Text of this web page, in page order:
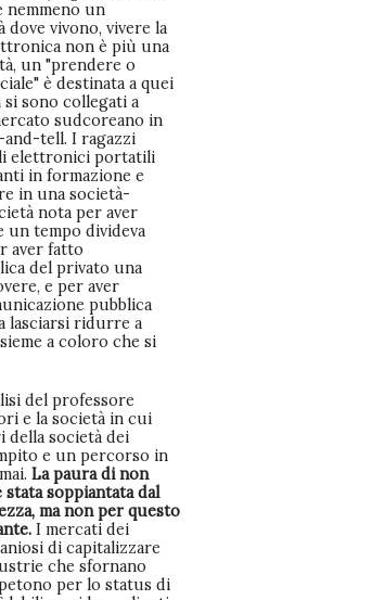
nemmeno un
dove vivono, vivere la
non è più una
un "prendere o
è destinata a quei
sono collegati a
sudcoreano in
tell. I ragazzi
elettronici portatili
in formazione e
in una società-
nota per aver
un tempo divideva
aver fatto
del privato una
e per aver
pubblica
lasciarsi ridurre a
a coloro che si
del professore
e la società in cui
della società dei
e un percorso in
La paura di non
soppiantata dal
ma non per questo
I mercati dei
di capitalizzare
che sfornano
per lo status di